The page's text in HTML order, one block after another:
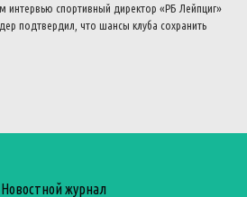
интервью спортивный директор «РБ Лейпциг»
подтвердил, что шансы клуба сохранить
журнал